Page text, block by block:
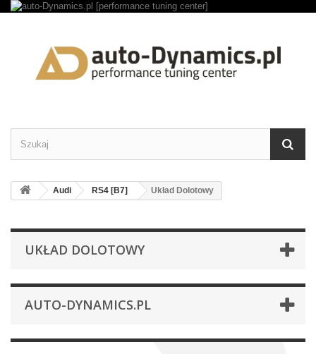
Audi RS4 [B7] Układ Dolotowy
UKŁAD DOLOTOWY
AUTO-DYNAMICS.PL